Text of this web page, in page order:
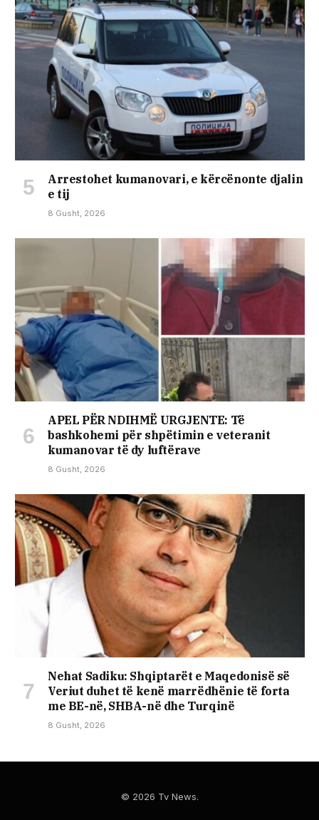
Arrestohet kumanovari, e kërcënonte djalin
e tij
8 Gusht, 2026
APEL PËR NDIHMË URGJENTE: Të
bashkohemi për shpëtimin e veteranit
kumanovar të dy luftërave
8 Gusht, 2026
Nehat Sadiku: Shqiptarët e Maqedonisë së
Veriut duhet të kenë marrëdhënie të forta
me BE-në, SHBA-në dhe Turqinë
8 Gusht, 2026
© 2026 Tv News.